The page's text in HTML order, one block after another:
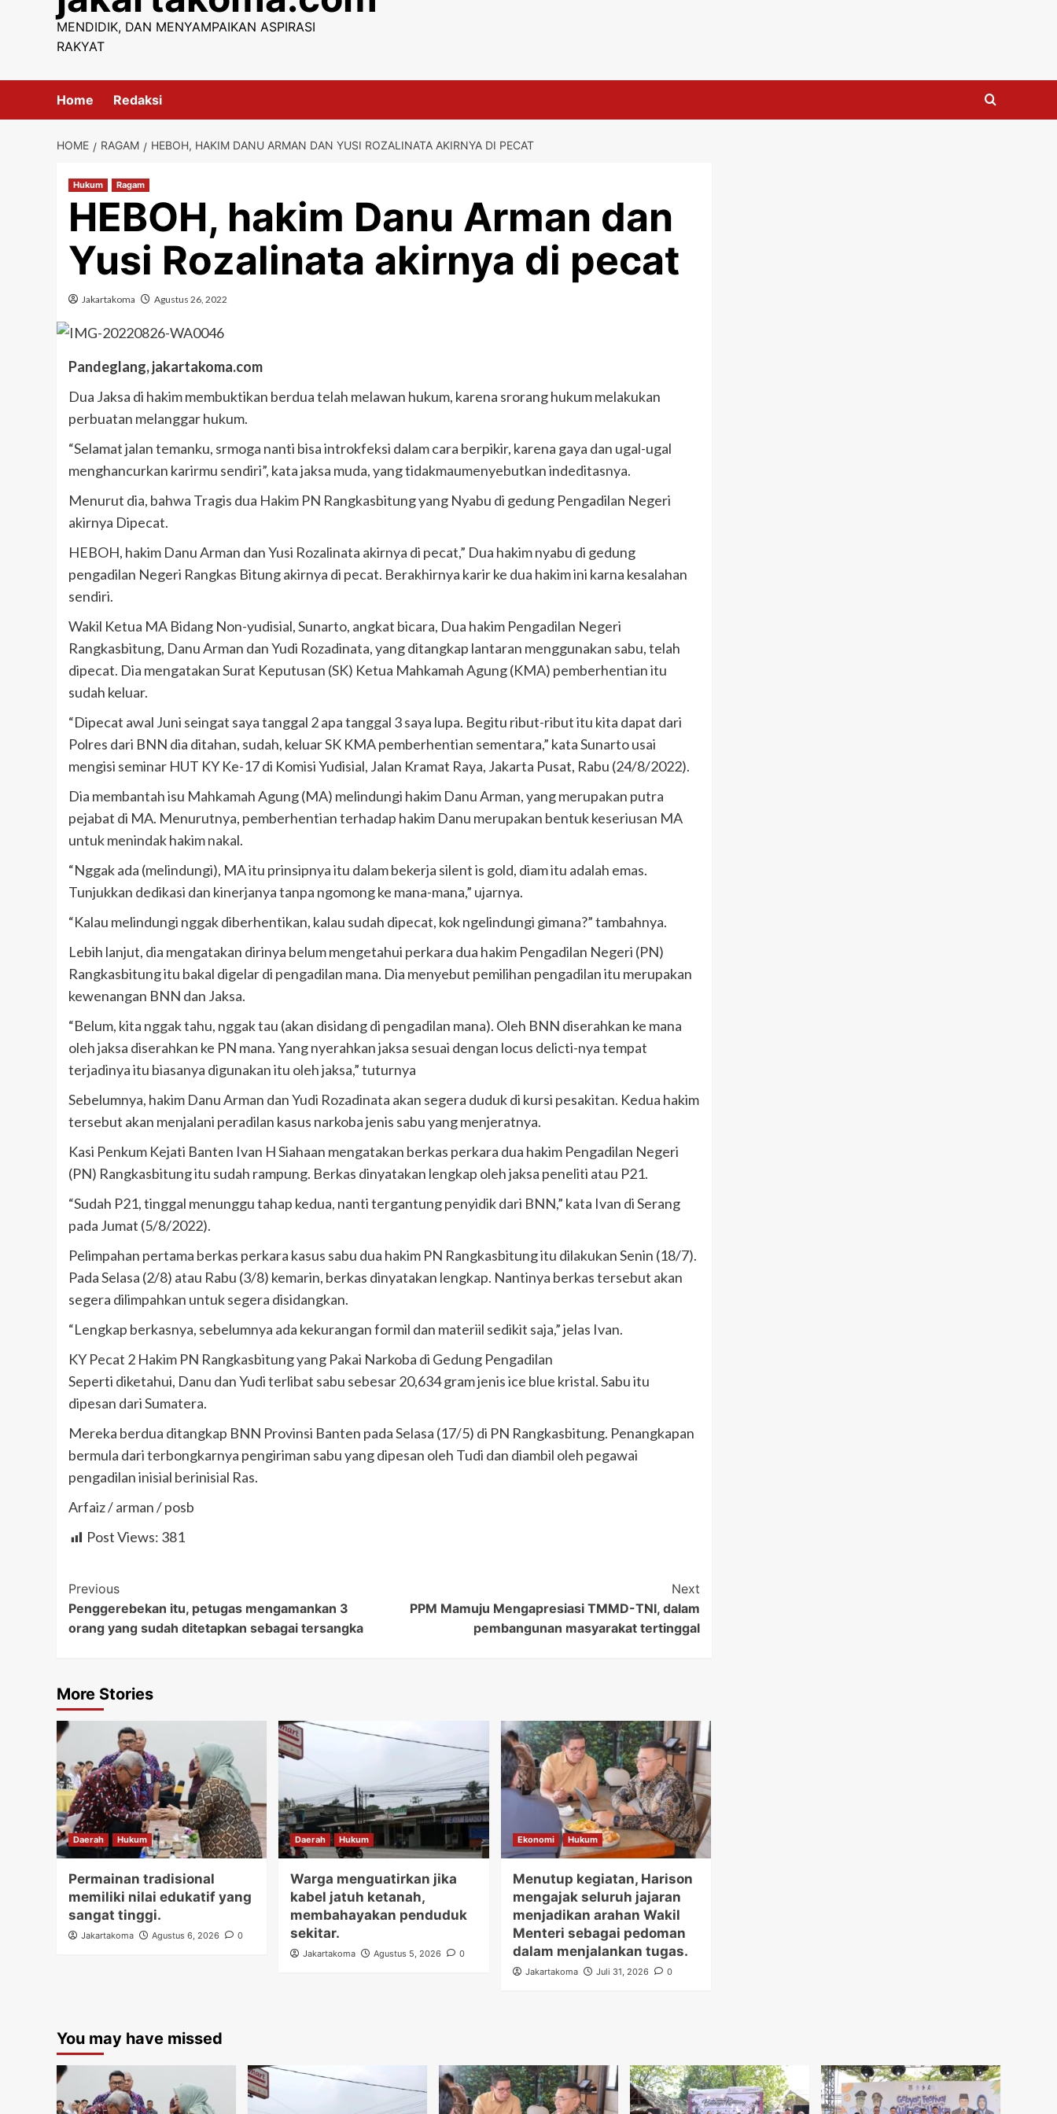
MENDIDIK, DAN MENYAMPAIKAN ASPIRASI
RAKYAT
Home Redaksi
HOME RAGAM HEBOH, HAKIM DANU ARMAN DAN YUSI ROZALINATA AKIRNYA DI PECAT
Hukum Ragam
HEBOH, hakim Danu Arman dan
Yusi Rozalinata akirnya di pecat
Jakartakoma Agustus 26, 2022
Pandeglang, jakartakoma.com
Dua Jaksa di hakim membuktikan berdua telah melawan hukum, karena srorang hukum melakukan
perbuatan melanggar hukum.
“Selamat jalan temanku, srmoga nanti bisa introkfeksi dalam cara berpikir, karena gaya dan ugal-ugal
menghancurkan karirmu sendiri”, kata jaksa muda, yang tidakmaumenyebutkan indeditasnya.
Menurut dia, bahwa Tragis dua Hakim PN Rangkasbitung yang Nyabu di gedung Pengadilan Negeri
akirnya Dipecat.
HEBOH, hakim Danu Arman dan Yusi Rozalinata akirnya di pecat,” Dua hakim nyabu di gedung
pengadilan Negeri Rangkas Bitung akirnya di pecat. Berakhirnya karir ke dua hakim ini karna kesalahan
sendiri.
Wakil Ketua MA Bidang Non-yudisial, Sunarto, angkat bicara, Dua hakim Pengadilan Negeri
Rangkasbitung, Danu Arman dan Yudi Rozadinata, yang ditangkap lantaran menggunakan sabu, telah
dipecat. Dia mengatakan Surat Keputusan (SK) Ketua Mahkamah Agung (KMA) pemberhentian itu
sudah keluar.
“Dipecat awal Juni seingat saya tanggal 2 apa tanggal 3 saya lupa. Begitu ribut-ribut itu kita dapat dari
Polres dari BNN dia ditahan, sudah, keluar SK KMA pemberhentian sementara,” kata Sunarto usai
mengisi seminar HUT KY Ke-17 di Komisi Yudisial, Jalan Kramat Raya, Jakarta Pusat, Rabu (24/8/2022).
Dia membantah isu Mahkamah Agung (MA) melindungi hakim Danu Arman, yang merupakan putra
pejabat di MA. Menurutnya, pemberhentian terhadap hakim Danu merupakan bentuk keseriusan MA
untuk menindak hakim nakal.
“Nggak ada (melindungi), MA itu prinsipnya itu dalam bekerja silent is gold, diam itu adalah emas.
Tunjukkan dedikasi dan kinerjanya tanpa ngomong ke mana-mana,” ujarnya.
“Kalau melindungi nggak diberhentikan, kalau sudah dipecat, kok ngelindungi gimana?” tambahnya.
Lebih lanjut, dia mengatakan dirinya belum mengetahui perkara dua hakim Pengadilan Negeri (PN)
Rangkasbitung itu bakal digelar di pengadilan mana. Dia menyebut pemilihan pengadilan itu merupakan
kewenangan BNN dan Jaksa.
“Belum, kita nggak tahu, nggak tau (akan disidang di pengadilan mana). Oleh BNN diserahkan ke mana
oleh jaksa diserahkan ke PN mana. Yang nyerahkan jaksa sesuai dengan locus delicti-nya tempat
terjadinya itu biasanya digunakan itu oleh jaksa,” tuturnya
Sebelumnya, hakim Danu Arman dan Yudi Rozadinata akan segera duduk di kursi pesakitan. Kedua hakim
tersebut akan menjalani peradilan kasus narkoba jenis sabu yang menjeratnya.
Kasi Penkum Kejati Banten Ivan H Siahaan mengatakan berkas perkara dua hakim Pengadilan Negeri
(PN) Rangkasbitung itu sudah rampung. Berkas dinyatakan lengkap oleh jaksa peneliti atau P21.
“Sudah P21, tinggal menunggu tahap kedua, nanti tergantung penyidik dari BNN,” kata Ivan di Serang
pada Jumat (5/8/2022).
Pelimpahan pertama berkas perkara kasus sabu dua hakim PN Rangkasbitung itu dilakukan Senin (18/7).
Pada Selasa (2/8) atau Rabu (3/8) kemarin, berkas dinyatakan lengkap. Nantinya berkas tersebut akan
segera dilimpahkan untuk segera disidangkan.
“Lengkap berkasnya, sebelumnya ada kekurangan formil dan materiil sedikit saja,” jelas Ivan.
KY Pecat 2 Hakim PN Rangkasbitung yang Pakai Narkoba di Gedung Pengadilan
Seperti diketahui, Danu dan Yudi terlibat sabu sebesar 20,634 gram jenis ice blue kristal. Sabu itu
dipesan dari Sumatera.
Mereka berdua ditangkap BNN Provinsi Banten pada Selasa (17/5) di PN Rangkasbitung. Penangkapan
bermula dari terbongkarnya pengiriman sabu yang dipesan oleh Tudi dan diambil oleh pegawai
pengadilan inisial berinisial Ras.
Arfaiz / arman / posb
Post Views: 381
Post
Navigation
Previous
Penggerebekan itu, petugas mengamankan 3
orang yang sudah ditetapkan sebagai tersangka
Next
PPM Mamuju Mengapresiasi TMMD-TNI, dalam
pembangunan masyarakat tertinggal
More Stories
Daerah Hukum
Permainan tradisional
memiliki nilai edukatif yang
sangat tinggi.
Jakartakoma Agustus 6, 2026 0
Daerah Hukum
Warga menguatirkan jika
kabel jatuh ketanah,
membahayakan penduduk
sekitar.
Jakartakoma Agustus 5, 2026 0
Ekonomi Hukum
Menutup kegiatan, Harison
mengajak seluruh jajaran
menjadikan arahan Wakil
Menteri sebagai pedoman
dalam menjalankan tugas.
Jakartakoma Juli 31, 2026 0
You may have missed